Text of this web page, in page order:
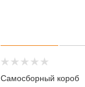
Самосборный короб